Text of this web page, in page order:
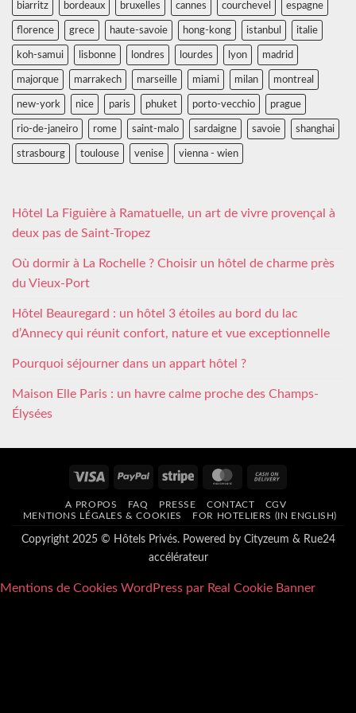
biarritz bordeaux bruxelles cannes courchevel espagne
florence grece haute-savoie hong-kong istanbul italie
koh-samui lisbonne londres lourdes lyon madrid
majorque marrakech marseille miami milan montreal
new-york nice paris phuket porto-vecchio prague
rio-de-janeiro rome saint-malo sardaigne savoie shanghai
strasbourg toulouse venise vienna - wien
Hôtel La Figuière à Ramatuelle, un art de vivre provençal à
deux pas de Saint-Tropez
Où dormir à La Rochelle ? Choisir un hôtel de charme près
du Vieux-Port
Hôtel Beauregard : un hôtel 3 étoiles au bord du lac
d’Annecy qui réunit confort, nature et vue exceptionnelle
Pourquoi séjourner dans un appart hôtel ?
Maison Elle Paris : un havre calme proche des Champs-
Élysées
Visa PayPal Stripe MasterCard
Delivery
A PROPOS FAQ PRESSE CONTACT
CGV
MENTIONS LÉGALES & COOKIES
FOR HOTELIERS (IN ENGLISH)
Copyright 2025 © Hôtels Privés. Powered by Cityzeum & Rue24
accélérateur
Mentions de Cookies WordPress par Real Cookie Banner